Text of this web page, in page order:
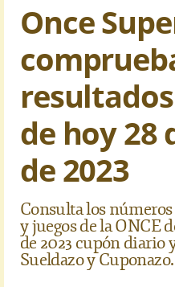
Once
de hoy 28
de 2023
Consulta los
y juegos de la ONCE
de 2023 cupón diario
Sueldazo y Cuponazo.